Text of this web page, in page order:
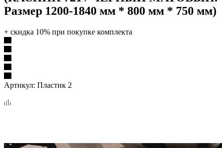
Размер 1200-1840 мм * 800 мм * 750 мм)
+ скидка 10% при покупке комплекта
Артикул: Пластик 2